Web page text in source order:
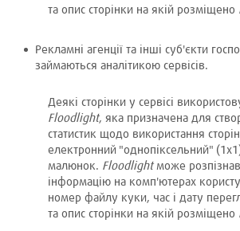
та опис сторінки на якій розміщено
Рекламні агенції та інші суб'єкти
займаються аналітикою сервісів.
Деякі сторінки у сервісі
Floodlight, яка призначена для
статистик щодо використання
електронний "однопіксельний"
малюнок. Floodlightможе
інформацію на комп'ютерах
номер файлу куки, час і дату
та опис сторінки на якій розміщено